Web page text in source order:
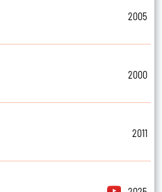
2005
2000
2011